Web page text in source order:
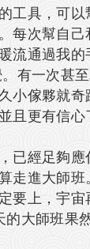
工具，可以
每次幫自
流通過我的
有一次甚
小傢夥就
且更有信心
已經足夠應
走進大師
要上，宇
大師班果